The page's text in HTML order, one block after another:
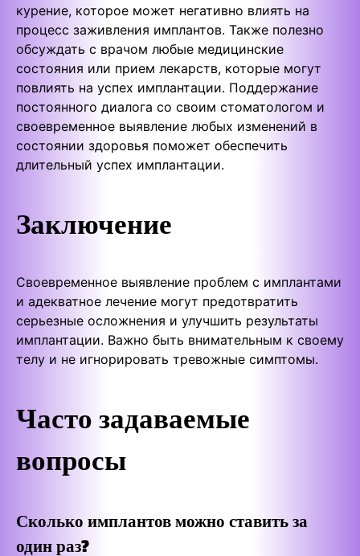
курение, которое может негативно влиять на
процесс заживления имплантов. Также полезно
обсуждать с врачом любые медицинские
состояния или прием лекарств, которые могут
повлиять на успех имплантации. Поддержание
постоянного диалога со своим стоматологом и
своевременное выявление любых изменений в
состоянии здоровья поможет обеспечить
длительный успех имплантации.
Заключение
Своевременное выявление проблем с имплантами
и адекватное лечение могут предотвратить
серьезные осложнения и улучшить результаты
имплантации. Важно быть внимательным к своему
телу и не игнорировать тревожные симптомы.
Часто задаваемые
вопросы
Сколько имплантов можно ставить за
один раз?